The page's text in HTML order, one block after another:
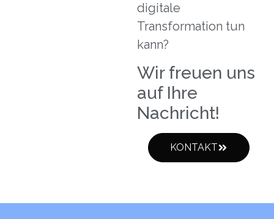
digitale
Transformation tun
kann?
Wir freuen uns
auf Ihre
Nachricht!
KONTAKT